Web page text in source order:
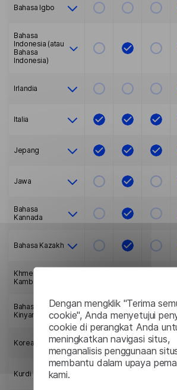
Dengan mengklik "Terima
cookie", Anda menyetujui
cookie di perangkat Anda
meningkatkan navigasi situs,
menganalisis penggunaan
membantu dalam upaya
kami.
Bahasa Igbo
Bahasa
Indonesia (atau
Bahasa
Indonesia)
Irlandia
Italia
Jepang
Jawa
Bahasa
Kannada
Bahasa Kazakh
Khmer (atau
Kamboja)
Bahasa
Kinyarwanda
Korea
Kurdi